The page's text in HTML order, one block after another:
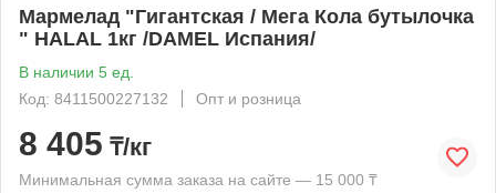
Мармелад "Гигантская / Мега Кола бутылочка
" HALAL 1кг /DAMEL Испания/
В наличии 5 ед.
Код: 8411500227132
Опт и розница
8 405 ₸/кг
Минимальная сумма заказа на сайте — 15 000 ₸